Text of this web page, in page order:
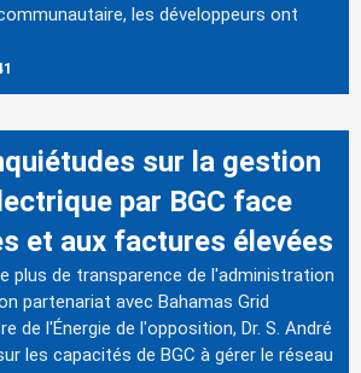
les développeurs ont
sur la gestion
par BGC face
et aux factures élevées
plus de transparence de l'administration
partenariat avec Bahamas Grid
de l'Énergie de l'opposition, Dr. S. André
les capacités de BGC à gérer le réseau